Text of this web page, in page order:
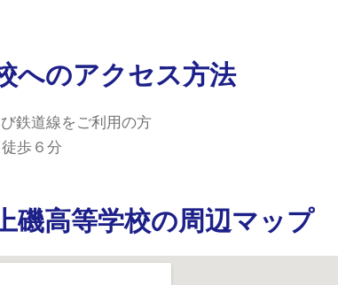
へのアクセス方法
鉄道線をご利用の方
歩６分
磯高等学校の周辺マップ